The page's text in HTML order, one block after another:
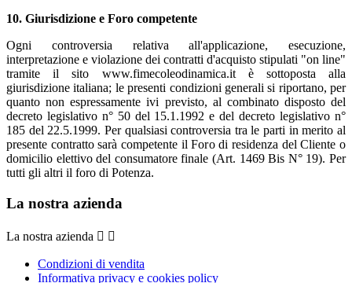
10. Giurisdizione e Foro competente
Ogni controversia relativa all'applicazione, esecuzione,
interpretazione e violazione dei contratti d'acquisto stipulati "on line"
tramite il sito www.fimecoleodinamica.it è sottoposta alla
giurisdizione italiana; le presenti condizioni generali si riportano, per
quanto non espressamente ivi previsto, al combinato disposto del
decreto legislativo n° 50 del 15.1.1992 e del decreto legislativo n°
185 del 22.5.1999. Per qualsiasi controversia tra le parti in merito al
presente contratto sarà competente il Foro di residenza del Cliente o
domicilio elettivo del consumatore finale (Art. 1469 Bis N° 19). Per
tutti gli altri il foro di Potenza.
La nostra azienda
La nostra azienda  
Condizioni di vendita
Informativa privacy e cookies policy